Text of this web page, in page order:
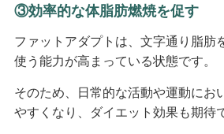
③効率的な体脂肪燃焼を促す
ファットアダプトは、文字通り脂肪
使う能力が高まっている状態です。
そのため、日常的な活動や運動にお
やすくなり、ダイエット効果も期待